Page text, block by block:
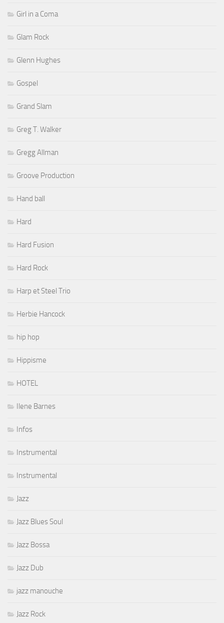
Girl in a Coma
Glam Rock
Glenn Hughes
Gospel
Grand Slam
Greg T. Walker
Gregg Allman
Groove Production
Hand ball
Hard
Hard Fusion
Hard Rock
Harp et Steel Trio
Herbie Hancock
hip hop
Hippisme
HOTEL
Ilene Barnes
Infos
Instrumental
Instrumental
Jazz
Jazz Blues Soul
Jazz Bossa
Jazz Dub
jazz manouche
Jazz Rock